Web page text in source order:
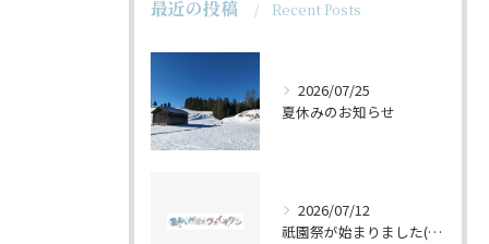
最近の投稿 Recent Posts
2026/07/25
夏休みのお知らせ
2026/07/12
祇園祭が始まりました(^^♪